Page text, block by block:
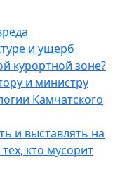
и ущерб
курортной зоне?
и министру
Камчатского
и выставлять на
кто мусорит